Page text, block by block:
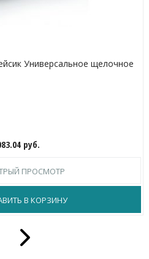
Универсальное щелочное
руб.
ПРОСМОТР
В КОРЗИНУ